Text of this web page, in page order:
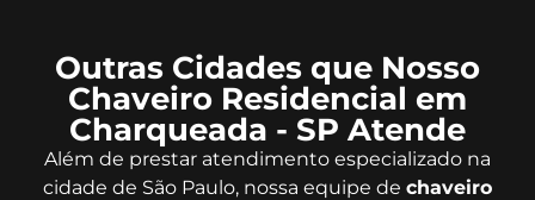
Outras Cidades que Nosso
Chaveiro Residencial em
Charqueada - SP Atende
Além de prestar atendimento especializado na
cidade de São Paulo, nossa equipe de chaveiro